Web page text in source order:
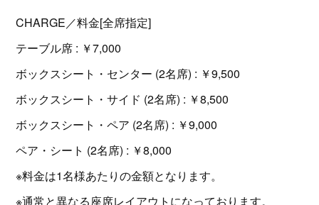
CHARGE／料金[全席指定]
テーブル席 : ￥7,000
ボックスシート・センター (2名席) : ￥9,500
ボックスシート・サイド (2名席) : ￥8,500
ボックスシート・ペア (2名席) : ￥9,000
ペア・シート (2名席) : ￥8,000
※料金は1名様あたりの金額となります。
※通常と異なる座席レイアウトになっております。